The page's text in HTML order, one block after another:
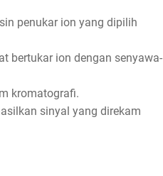
penukar ion yang dipilih
bertukar ion dengan senyawa-
kromatografi.
sinyal yang direkam